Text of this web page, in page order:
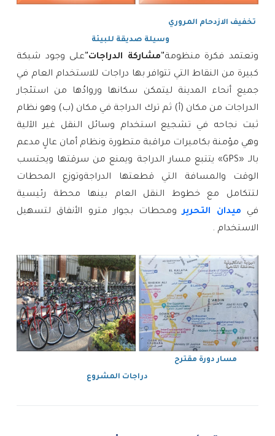
تخفيف الازدحام المروري
وسيلة صديقة للبيئة
وتعتمد فكرة منظومة"مشاركة الدراجات"على وجود شبكة
كبيرة من النقاط التي تتوافر بها دراجات للاستخدام العام في
جميع أنحاء المدينة ليتمكن سكانها وروادُها من استئجار
الدراجات من مكان (أ) ثم ترك الدراجة في مكان (ب) وهو نظام
ثبت نجاحه في تشجيع استخدام وسائل النقل غير الآلية
وهي مؤمنة بكاميرات مراقبة متطورة ونظام أمان عالٍ مدعم
بالـ «GPS
» يتتبع مسار الدراجة ويمنع من سرقتها ويحتسب
الوقت والمسافة التي قطعتها الدراجةوتوزع المحطات
لتتكامل مع خطوط النقل العام بينها محطة رئيسية
في ميدان التحريرومحطات بجوار مترو الأنفاق لتسهيل
الاستخدام .
مسار دورة مقترح
دراجات المشروع